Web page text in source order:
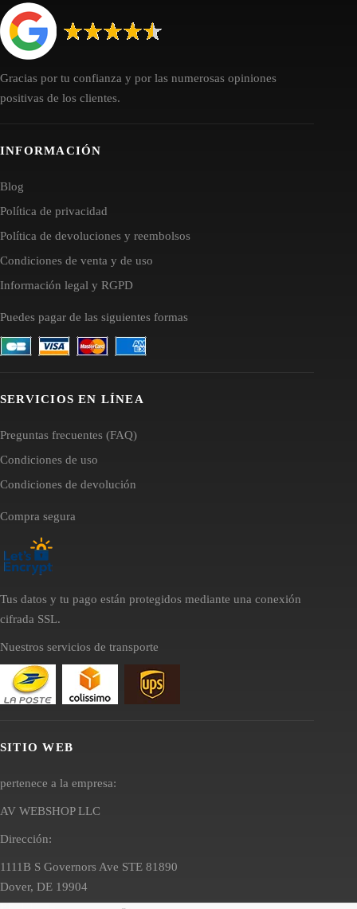
Gracias por tu confianza y por las numerosas opiniones
positivas de los clientes.
INFORMACIÓN
Blog
Política de privacidad
Política de devoluciones y reembolsos
Condiciones de venta y de uso
Información legal y RGPD
Puedes pagar de las siguientes formas
SERVICIOS EN LÍNEA
Preguntas frecuentes (FAQ)
Condiciones de uso
Condiciones de devolución
Compra segura
Tus datos y tu pago están protegidos mediante una conexión
cifrada SSL.
Nuestros servicios de transporte
SITIO WEB
pertenece a la empresa:
AV WEBSHOP LLC
Dirección:
1111B S Governors Ave STE 81890
Dover, DE 19904
EE. UU.